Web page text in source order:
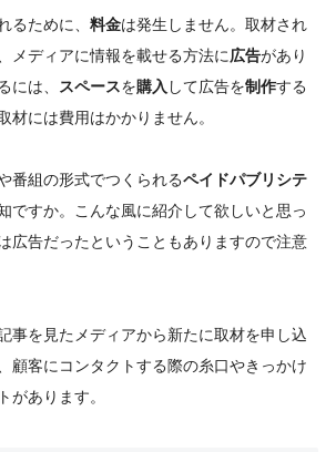
るために、 料金は発生しません。取材され
メディアに情報を載せる方法に広告があり
には、 スペースを購入 して広告を制作する
材には費用はかかりません。
番組の形式でつくられるペイドパブリシテ
ですか。こんな風に紹介して欲しいと思っ
広告だったということもありますので注意
事を見たメディアから新たに取材を申し込
顧客にコンタクトする際の糸口やきっかけ
があります。